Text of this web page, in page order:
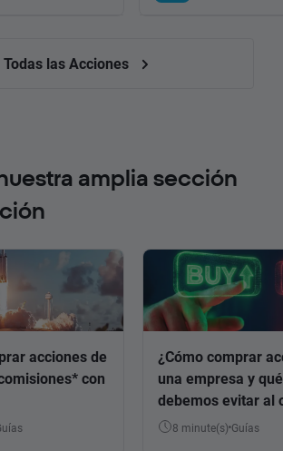
Todas las Acciones
amplia sección
acciones de
con
Guías
¿Cómo comprar
una empresa y
debemos evitar al
8 minute(s) Guías